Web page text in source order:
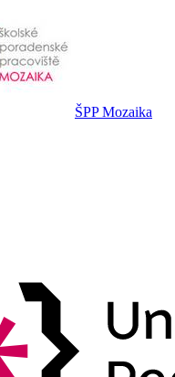
ŠPP Mozaika